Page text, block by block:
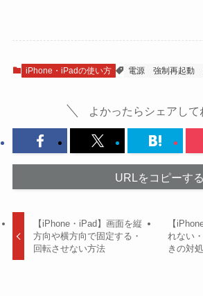
iPhone・iPadの使い方 電源 強制再起動
よかったらシェアして
URLをコピーする
【iPhone・iPad】画面を縦
方向や横方向で固定する・
回転させない方法
【
れない
きの対